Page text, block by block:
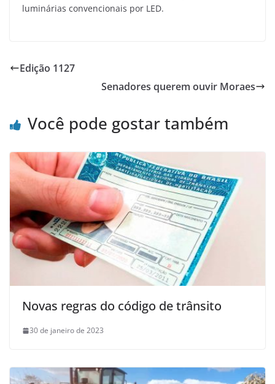
luminárias convencionais por LED.
Edição 1127
Senadores querem ouvir Moraes
Você pode gostar também
Novas regras do código de trânsito
30 de janeiro de 2023